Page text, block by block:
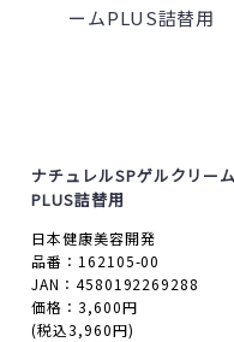
ナチュレルSPゲルクリーム
PLUS詰替用
日本健康美容開発
品番：162105-00
JAN：4580192269288
価格：3,600円
(税込3,960円)